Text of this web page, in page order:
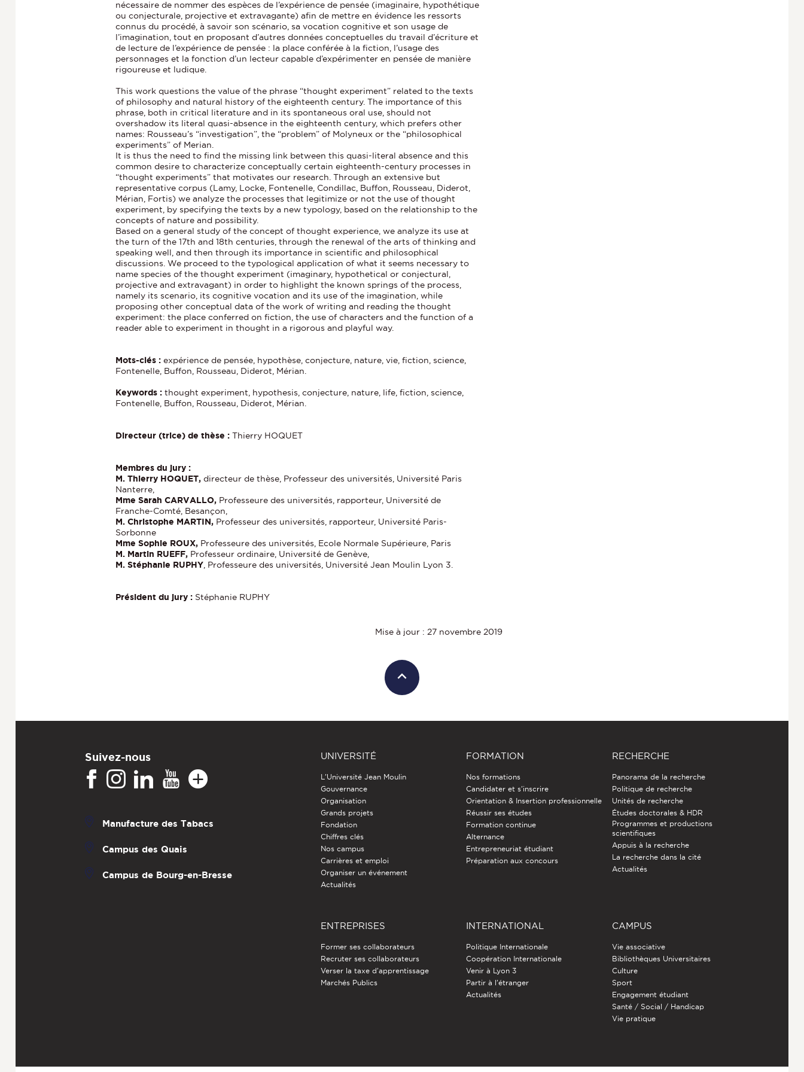
nécessaire de nommer des espèces de l’expérience de pensée (imaginaire, hypothétique
ou conjecturale, projective et extravagante) afin de mettre en évidence les ressorts
connus du procédé, à savoir son scénario, sa vocation cognitive et son usage de
l’imagination, tout en proposant d’autres données conceptuelles du travail d’écriture et
de lecture de l’expérience de pensée : la place conférée à la fiction, l’usage des
personnages et la fonction d’un lecteur capable d’expérimenter en pensée de manière
rigoureuse et ludique.
This work questions the value of the phrase “thought experiment” related to the texts
of philosophy and natural history of the eighteenth century. The importance of this
phrase, both in critical literature and in its spontaneous oral use, should not
overshadow its literal quasi-absence in the eighteenth century, which prefers other
names: Rousseau’s “investigation”, the “problem” of Molyneux or the “philosophical
experiments” of Merian.
It is thus the need to find the missing link between this quasi-literal absence and this
common desire to characterize conceptually certain eighteenth-century processes in
“thought experiments” that motivates our research. Through an extensive but
representative corpus (Lamy, Locke, Fontenelle, Condillac, Buffon, Rousseau, Diderot,
Mérian, Fortis) we analyze the processes that legitimize or not the use of thought
experiment, by specifying the texts by a new typology, based on the relationship to the
concepts of nature and possibility.
Based on a general study of the concept of thought experience, we analyze its use at
the turn of the 17th and 18th centuries, through the renewal of the arts of thinking and
speaking well, and then through its importance in scientific and philosophical
discussions. We proceed to the typological application of what it seems necessary to
name species of the thought experiment (imaginary, hypothetical or conjectural,
projective and extravagant) in order to highlight the known springs of the process,
namely its scenario, its cognitive vocation and its use of the imagination, while
proposing other conceptual data of the work of writing and reading the thought
experiment: the place conferred on fiction, the use of characters and the function of a
reader able to experiment in thought in a rigorous and playful way.
Mots-clés :expérience de pensée, hypothèse, conjecture, nature, vie, fiction, science,
Fontenelle, Buffon, Rousseau, Diderot, Mérian.
Keywords :thought experiment, hypothesis, conjecture, nature, life, fiction, science,
Fontenelle, Buffon, Rousseau, Diderot, Mérian.
Directeur (trice) de thèse : Thierry HOQUET
Membres du jury :
M. Thierry HOQUET,directeur de thèse, Professeur des universités, Université Paris
Nanterre,
Mme Sarah CARVALLO, Professeure des universités, rapporteur, Université de
Franche-Comté, Besançon,
M. Christophe MARTIN, Professeur des universités, rapporteur, Université Paris-
Sorbonne
Mme Sophie ROUX, Professeure des universités, Ecole Normale Supérieure, Paris
M. Martin RUEFF, Professeur ordinaire, Université de Genève,
M. Stéphanie RUPHY , Professeure des universités, Université Jean Moulin Lyon 3.
Président du jury : Stéphanie RUPHY
Mise à jour : 27 novembre 2019
Suivez-nous
Manufacture des Tabacs
Campus des Quais
Campus de Bourg-en-Bresse
UNIVERSITÉ
L'Université Jean Moulin
Gouvernance
Organisation
Grands projets
Fondation
Chiffres clés
Nos campus
Carrières et emploi
Organiser un événement
Actualités
FORMATION
Nos formations
Candidater et s'inscrire
Orientation & Insertion professionnelle
Réussir ses études
Formation continue
Alternance
Entrepreneuriat étudiant
Préparation aux concours
RECHERCHE
Panorama de la recherche
Politique de recherche
Unités de recherche
Études doctorales & HDR
Programmes et productions
scientifiques
Appuis à la recherche
La recherche dans la cité
Actualités
ENTREPRISES
Former ses collaborateurs
Recruter ses collaborateurs
Verser la taxe d'apprentissage
Marchés Publics
INTERNATIONAL
Politique Internationale
Coopération Internationale
Venir à Lyon 3
Partir à l'étranger
Actualités
CAMPUS
Vie associative
Bibliothèques Universitaires
Culture
Sport
Engagement étudiant
Santé / Social / Handicap
Vie pratique